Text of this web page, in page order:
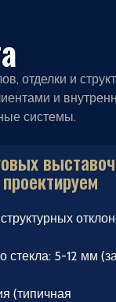
отделки и
и
системы.
стекла: 5-12 мм
(типичная